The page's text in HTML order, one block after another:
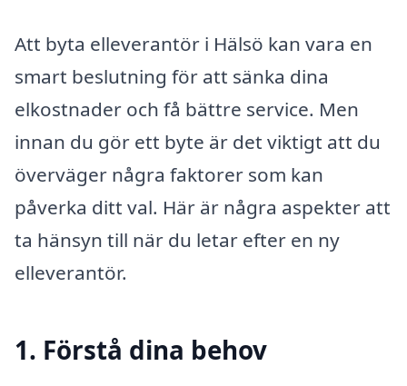
Att byta elleverantör i Hälsö kan vara en
smart beslutning för att sänka dina
elkostnader och få bättre service. Men
innan du gör ett byte är det viktigt att du
överväger några faktorer som kan
påverka ditt val. Här är några aspekter att
ta hänsyn till när du letar efter en ny
elleverantör.
1. Förstå dina behov